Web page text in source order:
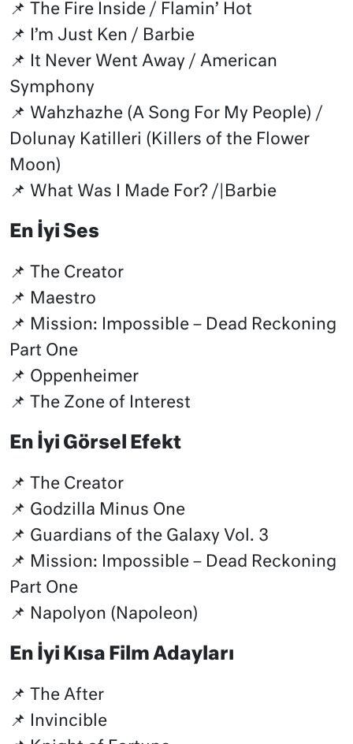
📌 The Fire Inside / Flamin’ Hot
📌 I’m Just Ken / Barbie
📌 It Never Went Away / American
Symphony
📌 Wahzhazhe (A Song For My People) /
Dolunay Katilleri (Killers of the Flower
Moon)
📌 What Was I Made For? /|Barbie
En İyi Ses
📌 The Creator
📌 Maestro
📌 Mission: Impossible – Dead Reckoning
Part One
📌 Oppenheimer
📌 The Zone of Interest
En İyi Görsel Efekt
📌 The Creator
📌 Godzilla Minus One
📌 Guardians of the Galaxy Vol. 3
📌 Mission: Impossible – Dead Reckoning
Part One
📌 Napolyon (Napoleon)
En İyi Kısa Film Adayları
📌 The After
📌 Invincible